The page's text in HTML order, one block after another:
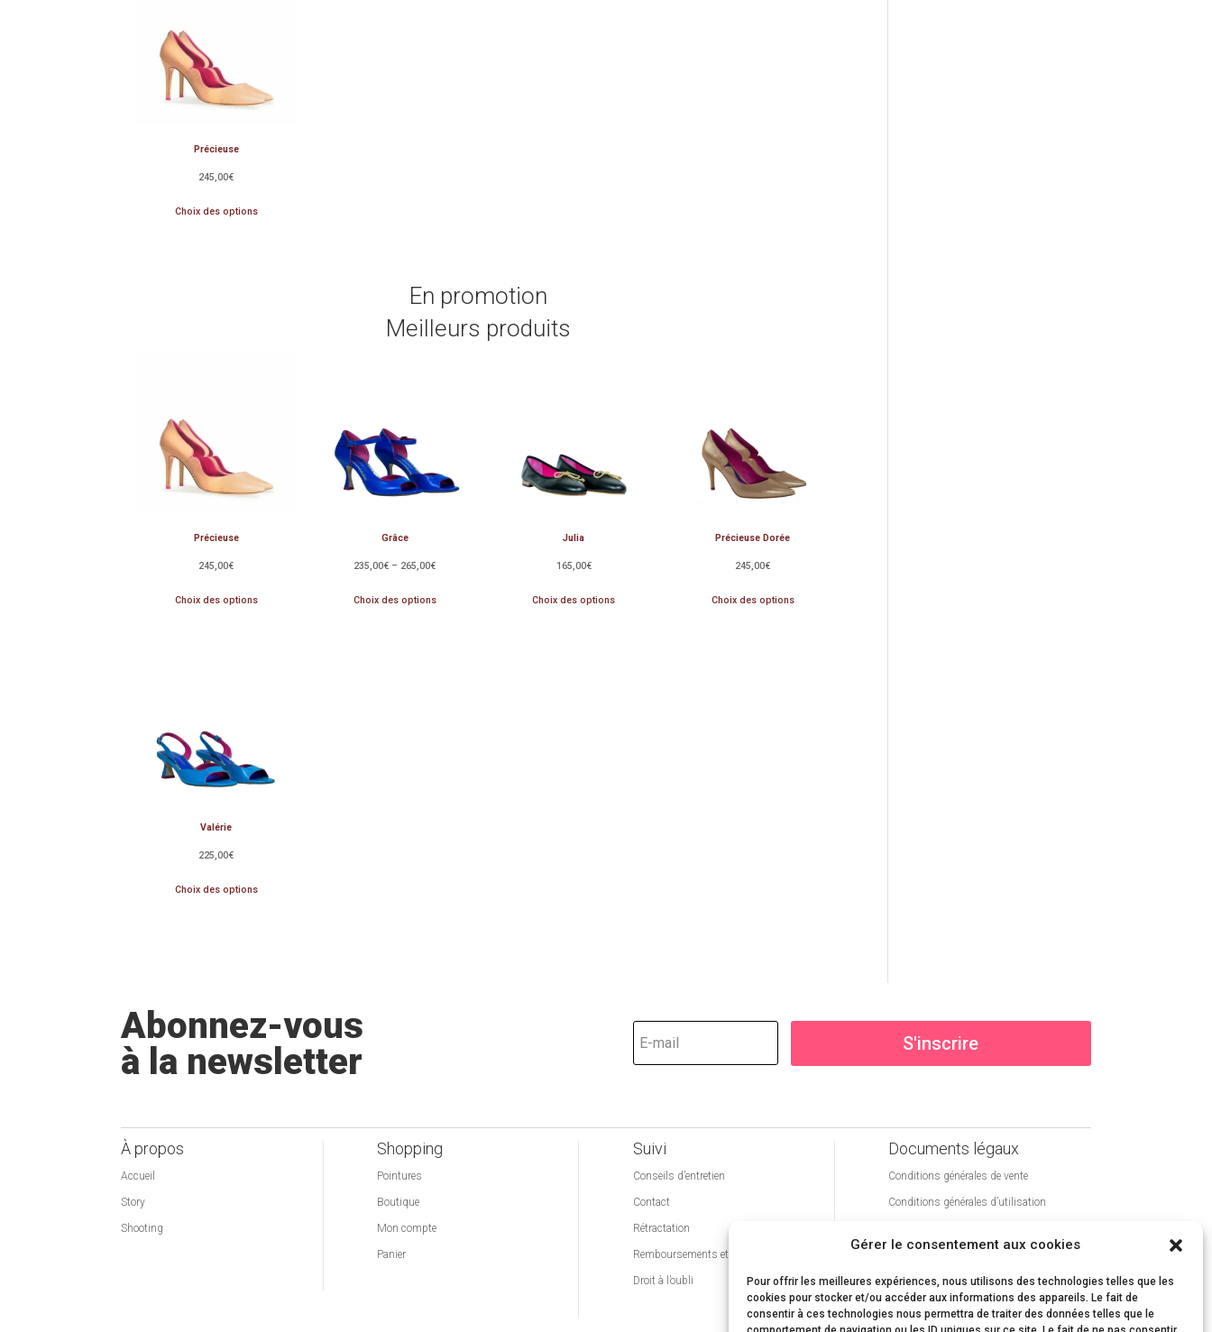
Gérer le consentement aux cookies
Pour offrir les meilleures expériences, nous utilisons des technologies telles que les
cookies pour stocker et/ou accéder aux informations des appareils. Le fait de
consentir à ces technologies nous permettra de traiter des données telles que le
Précieuse
245,00€
Choix des options
En promotion
Meilleurs produits
Précieuse
245,00€
Choix des options
Grâce
235,00€ – 265,00€
Choix des options
Julia
165,00€
Choix des options
Précieuse Dorée
245,00€
Choix des options
Valérie
225,00€
Choix des options
Abonnez-vous
à la newsletter
S'inscrire
À propos
Accueil
Story
Shooting
Shopping
Pointures
Boutique
Mon compte
Panier
Suivi
Conseils d’entretien
Contact
Rétractation
Remboursements et de retours
Droit à l’oubli
Documents légaux
Conditions générales de vente
Conditions générales d’utilisation